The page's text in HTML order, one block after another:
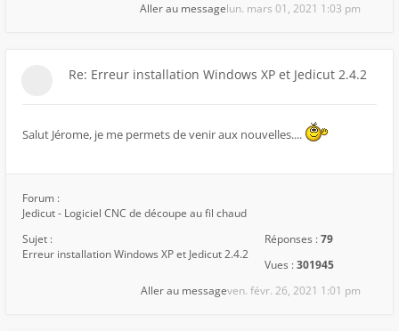
lun. mars 01, 2021 1:03 pm
Aller au message
Re: Erreur installation Windows XP et Jedicut 2.4.2
Salut Jérome, je me permets de venir aux nouvelles....
Forum :
Jedicut - Logiciel CNC de découpe au fil chaud
Sujet :
Erreur installation Windows XP et Jedicut 2.4.2
Réponses :79
Vues :301945
ven. févr. 26, 2021 1:01 pm
Aller au message